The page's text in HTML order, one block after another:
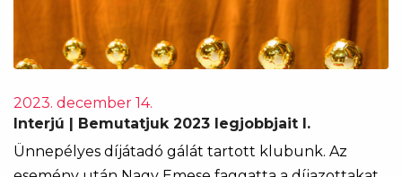
2023. december 14.
Interjú | Bemutatjuk 2023 legjobbjait I.
Ünnepélyes díjátadó gálát tartott klubunk. Az